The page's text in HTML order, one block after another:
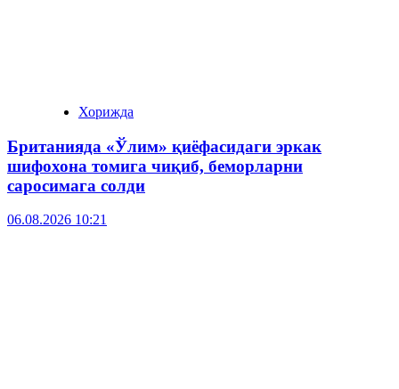
Хорижда
Британияда «Ўлим» қиёфасидаги эркак
шифохона томига чиқиб, беморларни
саросимага солди
06.08.2026 10:21